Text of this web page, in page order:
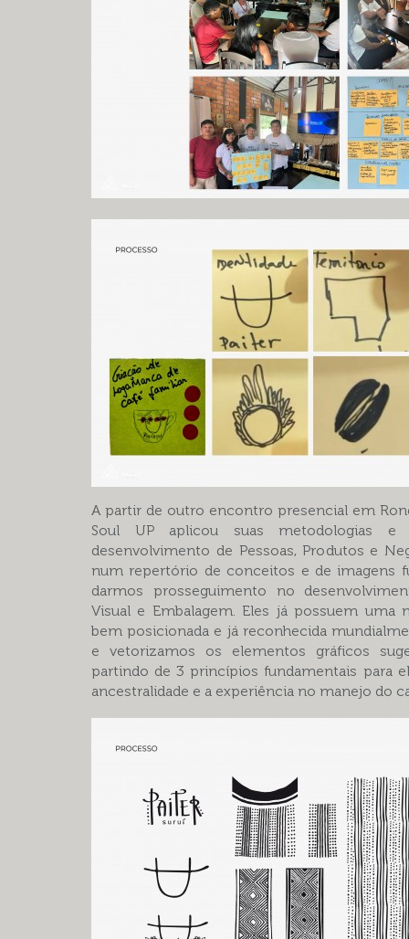
A partir de outro encontro presencial em
Soul UP aplicou suas metodologias e
desenvolvimento de Pessoas, Produtos e
num repertório de conceitos e de imagens
darmos prosseguimento no
Visual e Embalagem. Eles já possuem uma
bem posicionada e já reconhecida
e vetorizamos os elementos gráficos
partindo de 3 princípios fundamentais para
ancestralidade e a experiência no manejo do